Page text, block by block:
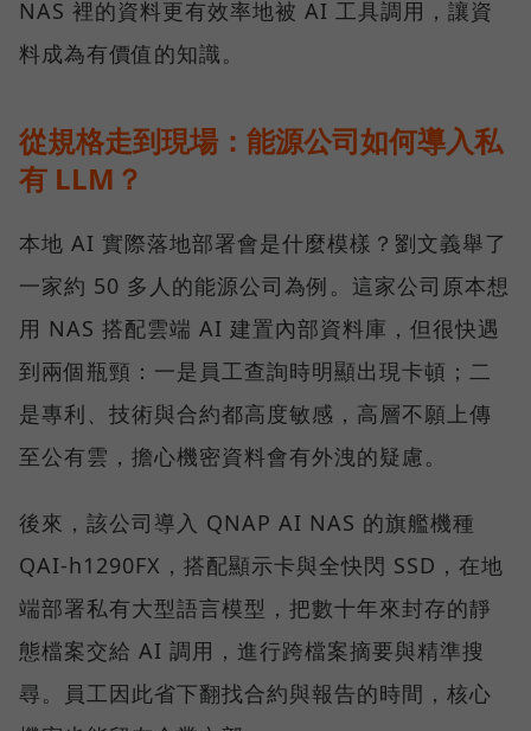
NAS 裡的資料更有效率地被 AI 工具調用，讓資
料成為有價值的知識。
從規格走到現場：能源公司如何導入私
有 LLM？
本地 AI 實際落地部署會是什麼模樣？劉文義舉了
一家約 50 多人的能源公司為例。這家公司原本想
用 NAS 搭配雲端 AI 建置內部資料庫，但很快遇
到兩個瓶頸：一是員工查詢時明顯出現卡頓；二
是專利、技術與合約都高度敏感，高層不願上傳
至公有雲，擔心機密資料會有外洩的疑慮。
後來，該公司導入 QNAP AI NAS 的旗艦機種
QAI-h1290FX，搭配顯示卡與全快閃 SSD，在地
端部署私有大型語言模型，把數十年來封存的靜
態檔案交給 AI 調用，進行跨檔案摘要與精準搜
尋。員工因此省下翻找合約與報告的時間，核心